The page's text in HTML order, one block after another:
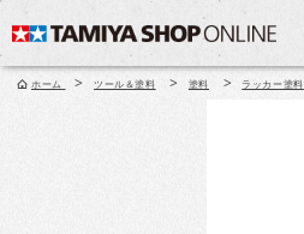
ホーム > ツール＆塗料 > 塗料 > ラッカー塗料